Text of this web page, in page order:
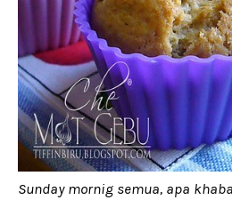
Sunday mornig semua, apa